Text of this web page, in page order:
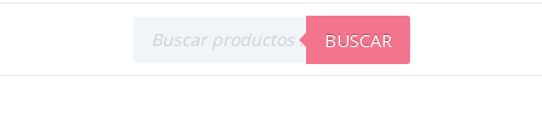
productos
BUSCAR